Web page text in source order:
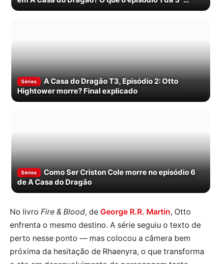
temporada mostra
Séries
A Casa do Dragão T3, Episódio 2: Otto
Hightower morre? Final explicado
Séries
Como Ser Criston Cole morre no episódio 6
de A Casa do Dragão
No livro Fire & Blood, de George R.R. Martin, Otto
enfrenta o mesmo destino. A série seguiu o texto de
perto nesse ponto — mas colocou a câmera bem
próxima da hesitação de Rhaenyra, o que transforma